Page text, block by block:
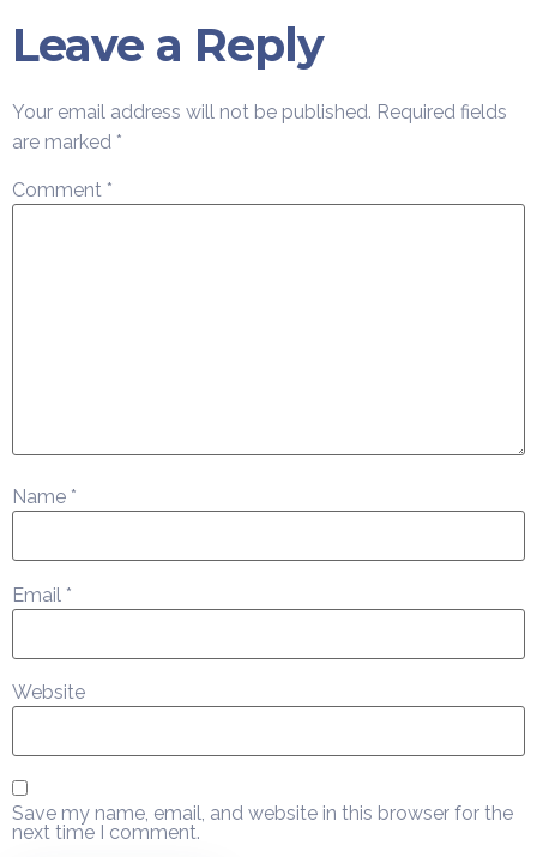
Leave a Reply
Your email address will not be published. Required fields
are marked *
Comment *
Name *
Email *
Website
Save my name, email, and website in this browser for the
next time I comment.